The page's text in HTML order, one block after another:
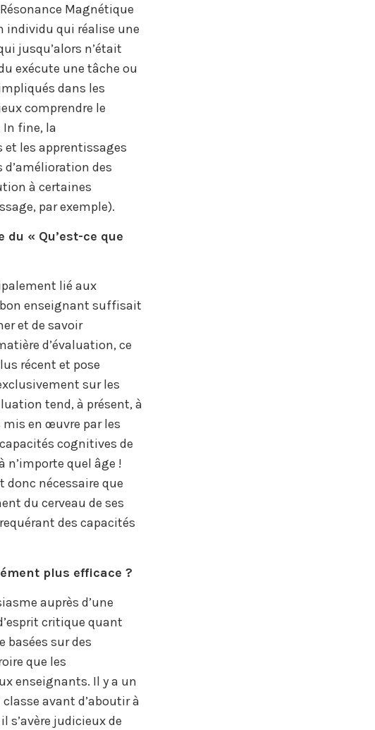
Magnétique
individu qui réalise une
jusqu’alors n’était
exécute une tâche ou
dans les
comprendre le
In fine, la
les apprentissages
d’amélioration des
à certaines
par exemple).
« Qu’est-ce que
lié aux
enseignant suffisait
et de savoir
d’évaluation, ce
récent et pose
sur les
tend, à présent, à
en œuvre par les
cognitives de
n’importe quel âge !
donc nécessaire que
du cerveau de ses
des capacités
plus efficace ?
auprès d’une
critique quant
sur des
que les
enseignants. Il y a un
avant d’aboutir à
s’avère judicieux de